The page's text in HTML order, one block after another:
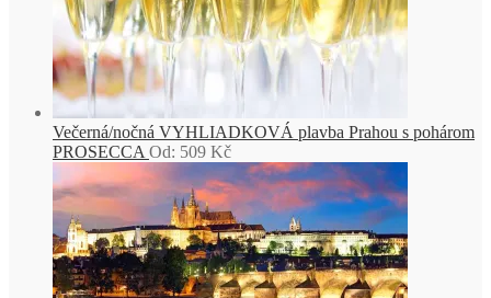
Večerná/nočná VYHLIADKOVÁ plavba Prahou s pohárom
PROSECCA Od: 509 Kč